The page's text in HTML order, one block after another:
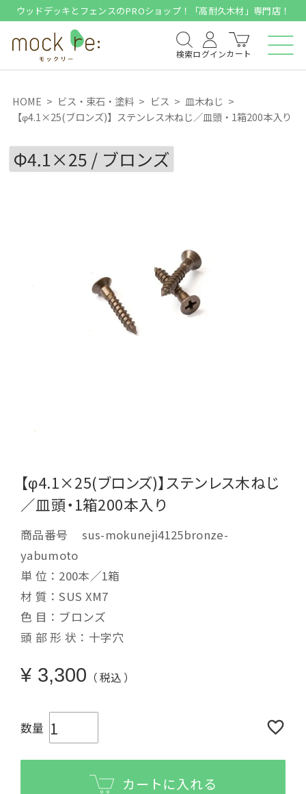
ウッドデッキとフェンスのPROショップ！「高耐久木材」専門店！
検索ログインカート
HOME ビス・束石・塗料 ビス
皿木ねじ
【φ4.1×25(ブロンズ)】ステンレス木ねじ／皿頭・1箱200本入り
【φ4.1×25(ブロンズ)】ステンレス木ねじ
／皿頭・1箱200本入り
商品番号
sus-mokuneji4125bronze-
yabumoto
単 位：200本／1箱
材 質：SUS XM7
色 目：ブロンズ
頭 部 形 状：十字穴
¥ 3,300 税込
カートに入れる